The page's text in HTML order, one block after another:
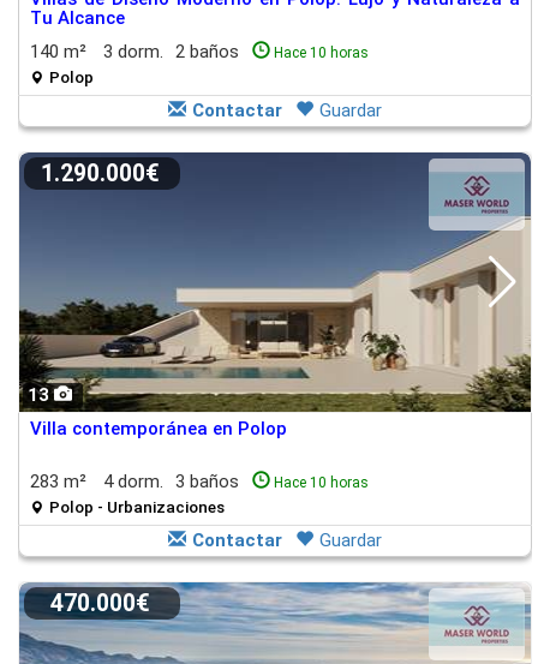
Tu Alcance
140 m²
3 dorm. 2 baños Hace 10 horas
Polop
Contactar Guardar
13
1.290.000€
Villa contemporánea en Polop
283 m² 4 dorm. 3 baños Hace 10 horas
Polop - Urbanizaciones
Contactar Guardar
470.000€